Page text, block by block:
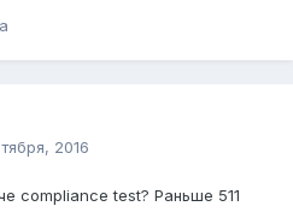
2016
compliance test? Раньше 511